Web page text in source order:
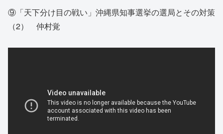
⑨「天下分け目の戦い」沖縄県知事選挙の選局とその対策
（2） 仲村覚